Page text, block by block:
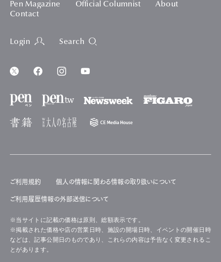
Pen Magazine Official Columnist
About
Contact
Login Search
ご利用規約 個人の情報に関わる情報の取り扱いについて
ご利用履歴情報の外部送信について
※当サイトに記載の価格は原則、総額表示です。
※掲載された価格や店の営業日時、施設の開場日時、イベントの開催日時
などは、記事公開日のものであり、これらの内容は予告なく変更されるこ
とがあります。